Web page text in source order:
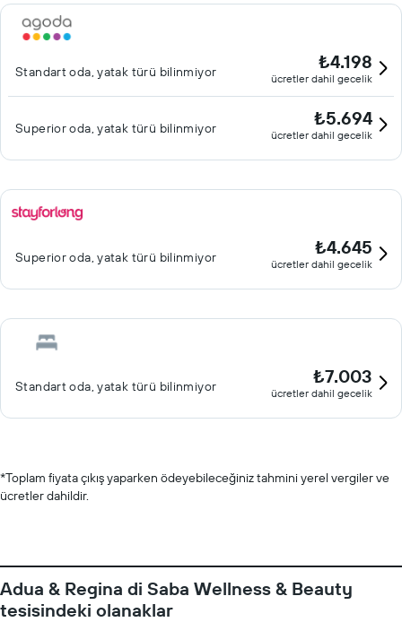
Standart oda, yatak türü bilinmiyor ₺4.198
ücretler dahil gecelik
Superior oda, yatak türü bilinmiyor ₺5.694
ücretler dahil gecelik
Superior oda, yatak türü bilinmiyor ₺4.645
ücretler dahil gecelik
Standart oda, yatak türü bilinmiyor ₺7.003
ücretler dahil gecelik
*Toplam fiyata çıkış yaparken ödeyebileceğiniz tahmini yerel vergiler ve
ücretler dahildir.
Adua & Regina di Saba Wellness & Beauty
tesisindeki olanaklar